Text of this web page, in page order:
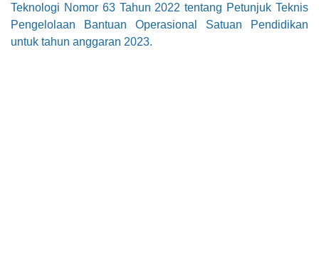
Teknologi Nomor 63 Tahun 2022 tentang Petunjuk Teknis
Pengelolaan Bantuan Operasional Satuan Pendidikan
untuk tahun anggaran 2023.